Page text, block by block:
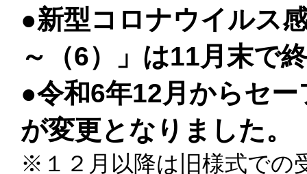
●新型コロナウイルス
～（6）」は11月末で
●令和6年12月からセ
が変更となりました。
※１２月以降は旧様式での